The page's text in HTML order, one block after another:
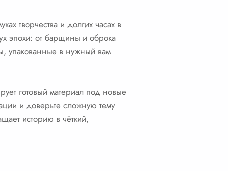
творчества и долгих часах в
эпохи: от барщины и оброка
упакованные в нужный вам
готовый материал под новые
и доверьте сложную тему
историю в чёткий,